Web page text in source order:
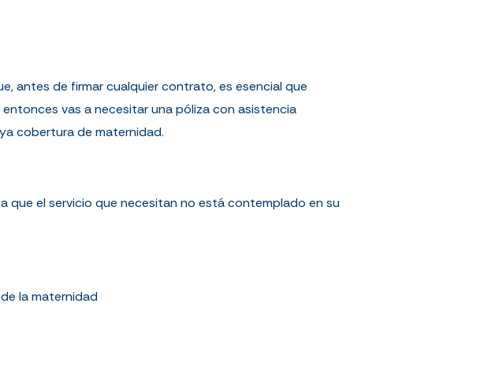
antes de firmar cualquier contrato, es esencial que
vas a necesitar una póliza con asistencia
cobertura de maternidad.
que el servicio que necesitan no está contemplado en su
la maternidad